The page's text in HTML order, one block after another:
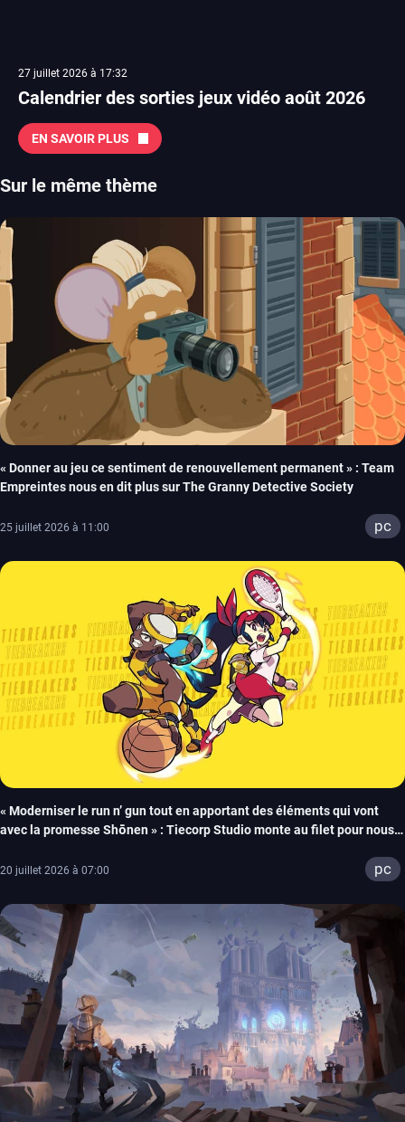
27 juillet 2026 à 17:32
Calendrier des sorties jeux vidéo août 2026
EN SAVOIR PLUS
Sur le même thème
« Donner au jeu ce sentiment de renouvellement permanent » : Team
Empreintes nous en dit plus sur The Granny Detective Society
25 juillet 2026 à 11:00 pc
« Moderniser le run n’ gun tout en apportant des éléments qui vont
avec la promesse Shōnen » : Tiecorp Studio monte au filet pour nous
20 juillet 2026 à 07:00 pc